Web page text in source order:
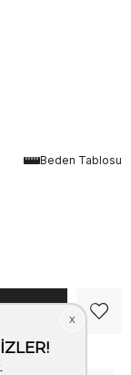
Beden Tablosu